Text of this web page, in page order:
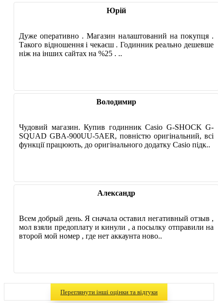
Юрій
Дуже оперативно . Магазин налаштований на покупця .
Такого відношення і чекаєш . Годинник реально дешевше
ніж на інших сайтах на %25 . ..
Володимир
Чудовий магазин. Купив годинник Casio G-SHOCK G-
SQUAD GBA-900UU-5AER, повністю оригінальний, всі
функції працюють, до оригінального додатку Casio підк..
Александр
Всем добрый день. Я сначала оставил негативный отзыв ,
мол взяли предоплату и кинули , а посылку отправили на
второй мой номер , где нет аккаунта ново..
Переглянути інші оцінки та відгуки